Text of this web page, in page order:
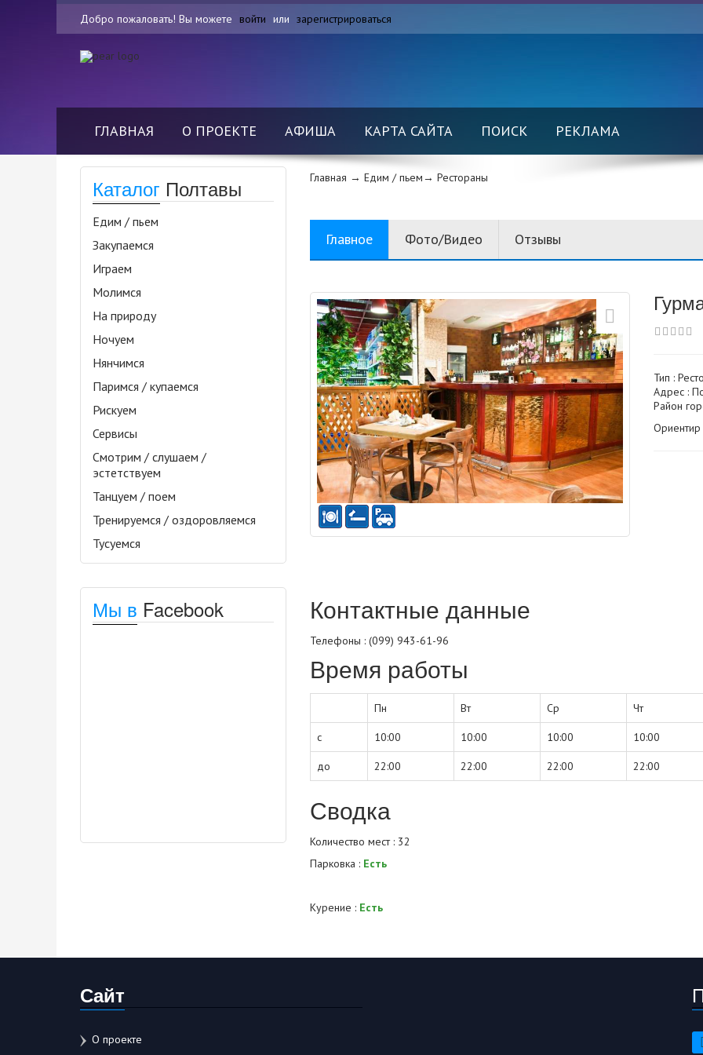
Добро пожаловать! Вы можете войти или зарегистрироваться
ГЛАВНАЯ О ПРОЕКТЕ АФИША КАРТА САЙТА ПОИСК РЕКЛАМА
Каталог Полтавы
Едим / пьем
Закупаемся
Играем
Молимся
На природу
Ночуем
Нянчимся
Паримся / купаемся
Рискуем
Сервисы
Смотрим / слушаем /
эстетствуем
Танцуем / поем
Тренируемся / оздоровляемся
Тусуемся
Мы в Facebook
Главная → Едим / пьем→ Рестораны
Главное Фото/Видео Отзывы
Тип :
Адрес :
Район
Контактные данные
Телефоны : (099) 943-61-96
Время работы
Пн Вт Ср Чт
с 10:00 10:00 10:00 10:00
до 22:00 22:00 22:00 22:00
Сводка
Количество мест : 32
Парковка : Есть
Курение : Есть
Сайт
О проекте